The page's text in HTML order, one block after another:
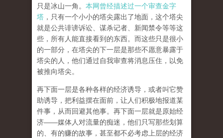
只是冰山一角。 本网曾经描述过一个审查金字
塔 ，只有一个小小的塔尖露出了地面，这个塔尖
就是公共诽谤诉讼、谋杀记者、新闻禁令等等这
些，所有人能直接看到的东西。而这些只是很小
的一部分，在塔尖的下一层是那些不愿意暴露于
塔尖的人，他们通过自我审查将消息压住，以免
被推向塔尖。
再下面一层是各种各样的经济诱导，或者叫它赞
助诱导，把利益摆在面前，让人们积极地报道某
件事，从而回避其他事。再下面一层就是原始经
济——媒体人对流量的痴迷，他们只写那些划算
的、有的赚的故事，甚至都不必考虑上层的经济